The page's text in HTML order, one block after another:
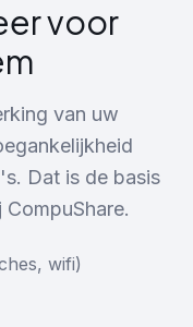
voor
van uw
Dat is de basis
wifi)